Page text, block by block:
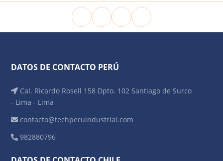
DATOS DE CONTACTO PERÚ
Cal. Ricardo Rosell 158 Dpto. 102 Santiago de Surco
- Lima - Lima
contacto@techperuindustrial.com
982880796